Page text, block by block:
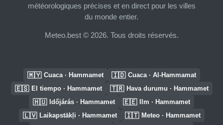
météorologiques précises et en direct pour les villes
du monde entier.
Meteo.best © 2026. Tous droits réservés.
🇲🇾 Cuaca · Hammamet 🇮🇩 Cuaca · Al-Hammamat
🇪🇸 El tiempo · Hammamet 🇹🇷 Hava durumu · Hammamet
🇭🇺 Időjárás · Hammamet 🇪🇪 Ilm · Hammamet
🇱🇻 Laikapstākļi · Hammamet 🇮🇹 Meteo · Hammamet